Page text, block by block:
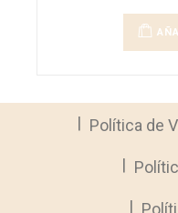
Política de